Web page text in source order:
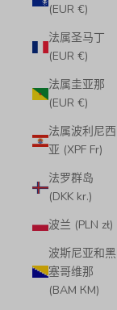
(EUR €)
法属圣马丁
(EUR €)
法属圭亚那
(EUR €)
法属波利尼西
亚 (XPF Fr)
法罗群岛
(DKK kr.)
波兰 (PLN zł)
波斯尼亚和黑
塞哥维那
(BAM КМ)